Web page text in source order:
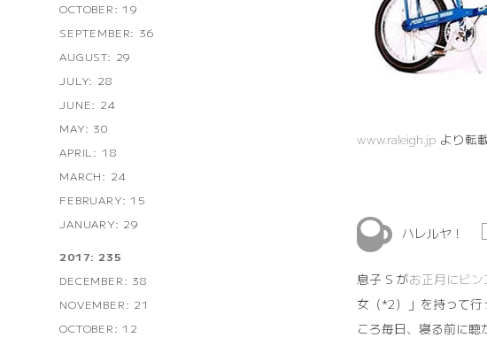
OCTOBER: 19
SEPTEMBER: 36
AUGUST: 29
JULY: 28
JUNE: 24
MAY: 30
APRIL: 18
MARCH: 24
FEBRUARY: 15
JANUARY: 29
2017: 235
DECEMBER: 38
NOVEMBER: 21
OCTOBER: 12
www.raleigh.jp より転
ハレルヤ！
息子 S がお正月にビ
女（*2）」を持って
ころ毎日、寝る前に聴